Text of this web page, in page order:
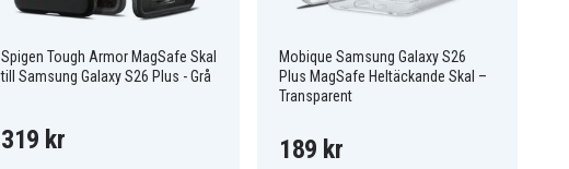
Spigen Tough Armor MagSafe Skal
till Samsung Galaxy S26 Plus - Grå
319 kr
Mobique Samsung Galaxy S26
Plus MagSafe Heltäckande Skal –
Transparent
189 kr